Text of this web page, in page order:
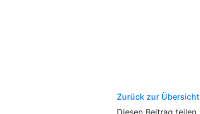
Zurück zur Übersicht
Diesen Beitrag teilen